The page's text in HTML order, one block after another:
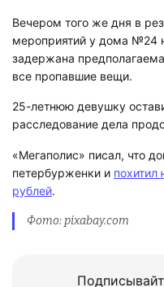
Вечером того же дня в
мероприятий у дома №24
задержана
все пропавшие вещи.
25-летнюю девушку
расследование дела
«Мегаполис» писал, что
петербурженки и похитил
рублей.
Фото: pixabay.com